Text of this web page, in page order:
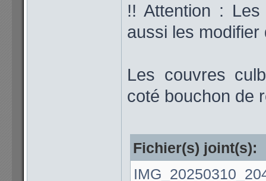
!! Attention :
aussi les modifier
Les couvres
coté bouchon de
Fichier(s) joint(s):